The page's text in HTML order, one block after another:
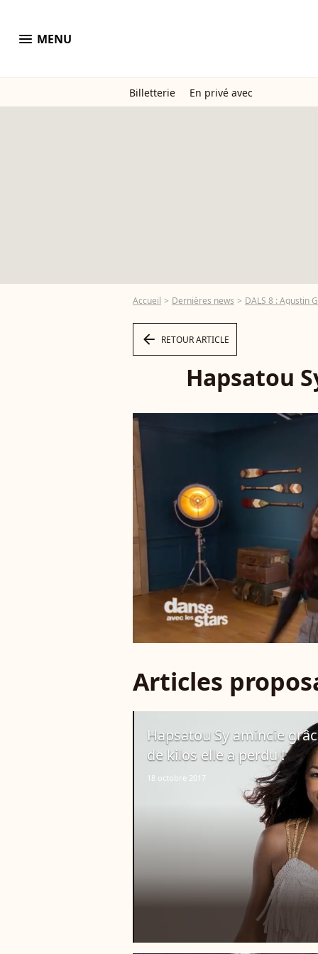
menu MENU
Billetterie En privé avec
Accueil Dernières news DALS 8 : Agustin
arrow_left RETOUR ARTICLE
Hapsatou
Articles
Hapsatou Sy amincie
de kilos elle a perdu !
18 octobre 2017